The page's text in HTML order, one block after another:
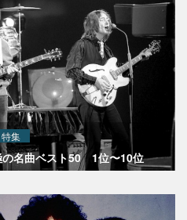
特集
の名曲ベスト50 1位〜10位